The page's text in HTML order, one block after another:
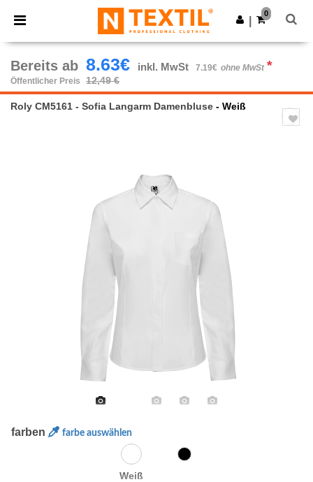
× Ntextil App
Bessere Preise in der App!
App holen
0
Bereits ab 8.63€ inkl. MwSt 7.19€ ohne MwSt *
Öffentlicher Preis 12,49 €
Roly CM5161 - Sofia Langarm Damenbluse - Weiß
farben farbe auswählen
Weiß